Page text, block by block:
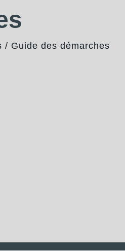
/ Guide des démarches